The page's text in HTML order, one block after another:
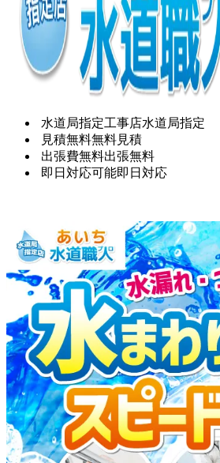
水道局指定工事店水道局指定
見積無料無料見積
出張費無料出張無料
即日対応可能即日対応